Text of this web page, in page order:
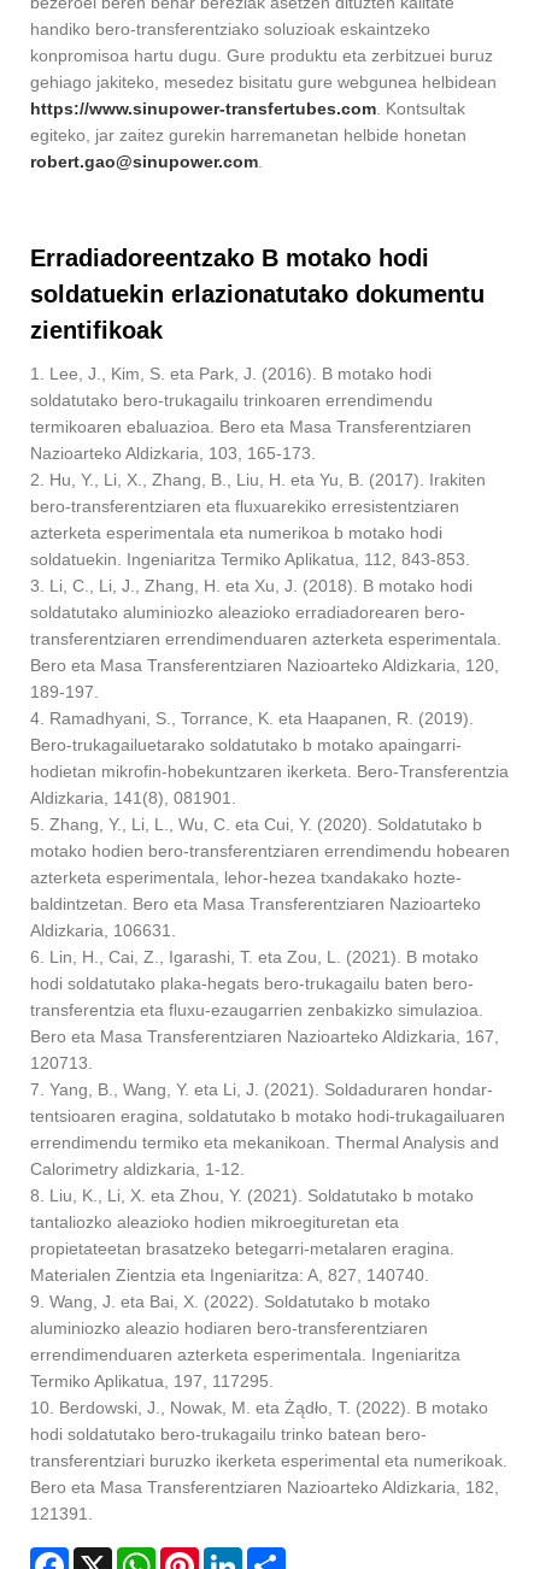
handiko bero-transferentziako soluzioak eskaintzeko
konpromisoa hartu dugu. Gure produktu eta zerbitzuei buruz
gehiago jakiteko, mesedez bisitatu gure webgunea helbidean
https://www.sinupower-transfertubes.com. Kontsultak
egiteko, jar zaitez gurekin harremanetan helbide honetan
robert.gao@sinupower.com.
Erradiadoreentzako B motako hodi
soldatuekin erlazionatutako dokumentu
zientifikoak
1. Lee, J., Kim, S. eta Park, J. (2016). B motako hodi
soldatutako bero-trukagailu trinkoaren errendimendu
termikoaren ebaluazioa. Bero eta Masa Transferentziaren
Nazioarteko Aldizkaria, 103, 165-173.
2. Hu, Y., Li, X., Zhang, B., Liu, H. eta Yu, B. (2017). Irakiten
bero-transferentziaren eta fluxuarekiko erresistentziaren
azterketa esperimentala eta numerikoa b motako hodi
soldatuekin. Ingeniaritza Termiko Aplikatua, 112, 843-853.
3. Li, C., Li, J., Zhang, H. eta Xu, J. (2018). B motako hodi
soldatutako aluminiozko aleazioko erradiadorearen bero-
transferentziaren errendimenduaren azterketa esperimentala.
Bero eta Masa Transferentziaren Nazioarteko Aldizkaria, 120,
189-197.
4. Ramadhyani, S., Torrance, K. eta Haapanen, R. (2019).
Bero-trukagailuetarako soldatutako b motako apaingarri-
hodietan mikrofin-hobekuntzaren ikerketa. Bero-Transferentzia
Aldizkaria, 141(8), 081901.
5. Zhang, Y., Li, L., Wu, C. eta Cui, Y. (2020). Soldatutako b
motako hodien bero-transferentziaren errendimendu hobearen
azterketa esperimentala, lehor-hezea txandakako hozte-
baldintzetan. Bero eta Masa Transferentziaren Nazioarteko
Aldizkaria, 106631.
6. Lin, H., Cai, Z., Igarashi, T. eta Zou, L. (2021). B motako
hodi soldatutako plaka-hegats bero-trukagailu baten bero-
transferentzia eta fluxu-ezaugarrien zenbakizko simulazioa.
Bero eta Masa Transferentziaren Nazioarteko Aldizkaria, 167,
120713.
7. Yang, B., Wang, Y. eta Li, J. (2021). Soldaduraren hondar-
tentsioaren eragina, soldatutako b motako hodi-trukagailuaren
errendimendu termiko eta mekanikoan. Thermal Analysis and
Calorimetry aldizkaria, 1-12.
8. Liu, K., Li, X. eta Zhou, Y. (2021). Soldatutako b motako
tantaliozko aleazioko hodien mikroegituretan eta
propietateetan brasatzeko betegarri-metalaren eragina.
Materialen Zientzia eta Ingeniaritza: A, 827, 140740.
9. Wang, J. eta Bai, X. (2022). Soldatutako b motako
aluminiozko aleazio hodiaren bero-transferentziaren
errendimenduaren azterketa esperimentala. Ingeniaritza
Termiko Aplikatua, 197, 117295.
10. Berdowski, J., Nowak, M. eta Żądło, T. (2022). B motako
hodi soldatutako bero-trukagailu trinko batean bero-
transferentziari buruzko ikerketa esperimental eta numerikoak.
Bero eta Masa Transferentziaren Nazioarteko Aldizkaria, 182,
121391.
Facebook
X WhatsAppPinterestLinkedIn